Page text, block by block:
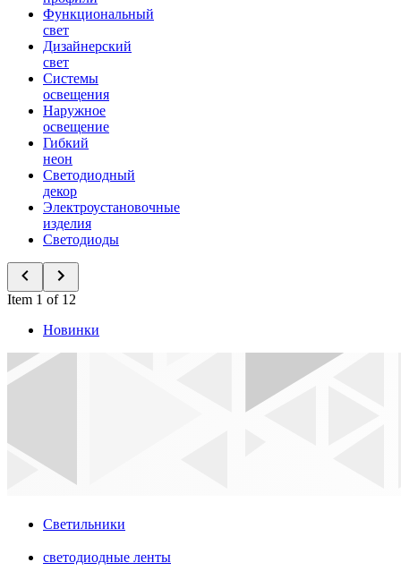
Функциональный
свет
Дизайнерский
свет
Системы
освещения
Наружное
освещение
Гибкий
неон
Светодиодный
декор
Электроустановочные
изделия
Светодиоды
Item 1 of 12
Новинки
Светильники
светодиодные ленты